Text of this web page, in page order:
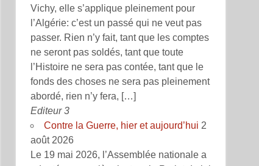
Vichy, elle s’applique pleinement pour
l’Algérie: c’est un passé qui ne veut pas
passer. Rien n’y fait, tant que les comptes
ne seront pas soldés, tant que toute
l’Histoire ne sera pas contée, tant que le
fonds des choses ne sera pas pleinement
abordé, rien n’y fera, […]
Editeur 3
Contre la Guerre, hier et aujourd’hui 2
août 2026
Le 19 mai 2026, l’Assemblée nationale a